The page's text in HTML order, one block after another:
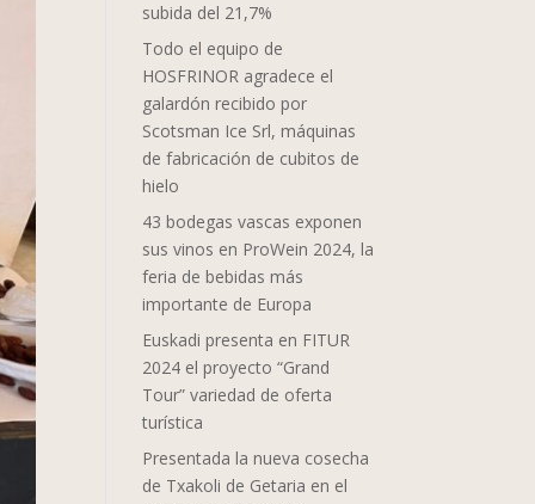
subida del 21,7%
Todo el equipo de
HOSFRINOR agradece el
galardón recibido por
Scotsman Ice Srl, máquinas
de fabricación de cubitos de
hielo
43 bodegas vascas exponen
sus vinos en ProWein 2024, la
feria de bebidas más
importante de Europa
Euskadi presenta en FITUR
2024 el proyecto “Grand
Tour” variedad de oferta
turística
Presentada la nueva cosecha
de Txakoli de Getaria en el